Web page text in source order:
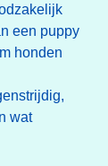
een puppy
honden
wat